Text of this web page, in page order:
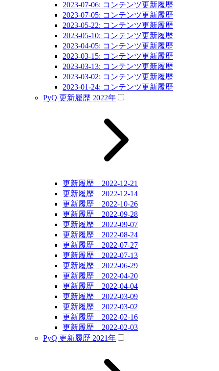
2023-07-06: コンテンツ更新履歴
2023-07-05: コンテンツ更新履歴
2023-05-22: コンテンツ更新履歴
2023-05-10: コンテンツ更新履歴
2023-04-05: コンテンツ更新履歴
2023-03-15: コンテンツ更新履歴
2023-03-13: コンテンツ更新履歴
2023-03-02: コンテンツ更新履歴
2023-01-24: コンテンツ更新履歴
PyQ 更新履歴 2022年
更新履歴 2022-12-21
更新履歴 2022-12-14
更新履歴 2022-10-26
更新履歴 2022-09-28
更新履歴 2022-09-07
更新履歴 2022-08-24
更新履歴 2022-07-27
更新履歴 2022-07-13
更新履歴 2022-06-29
更新履歴 2022-04-20
更新履歴 2022-04-04
更新履歴 2022-03-09
更新履歴 2022-03-02
更新履歴 2022-02-16
更新履歴 2022-02-03
PyQ 更新履歴 2021年